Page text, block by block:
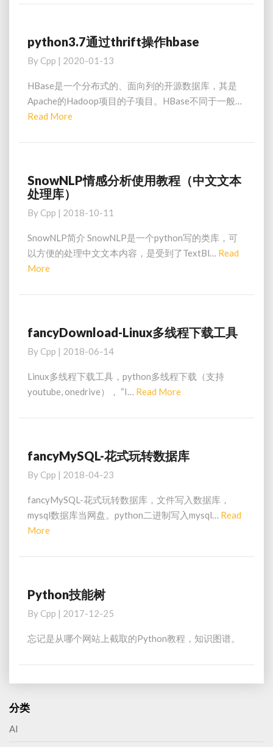
python3.7
过
thrift
作
hbase
python3.7通过thrift操作hbase
By Cpp | 2020-01-13
HBase是一个分布式的、面向列的开源数据库，其是
Apache的Hadoop项目的子项目。HBase不同于一般…
Read MoreRead
SnowNLP
情
分
析
使
用
教
文
本
处
库）
SnowNLP情感分析使用教程（中文文本
处理库）
By Cpp | 2018-10-11
SnowNLP简介 SnowNLP是一个python写的类库，可
以方便的处理中文文本内容，是受到了TextBl… Read
MoreRead
fancyDownload-
多
线
下
fancyDownload-Linux多线程下载工具
By Cpp | 2018-06-14
Linux多线程下载工具，python多线程下载（支持
youtube, onedrive）， “I… Read MoreRead
fancyMySQL-
式
玩
数
据
fancyMySQL-花式玩转数据库
By Cpp | 2018-04-23
fancyMySQL-花式玩转数据库，文件写入数据库，
mysql数据库当网盘。python二进制写入mysql… Read
MoreRead
Python
能
树
Python技能树
By Cpp | 2017-12-25
忘记是从哪个网站上截取的Python教程，知识图谱。
分类
AI